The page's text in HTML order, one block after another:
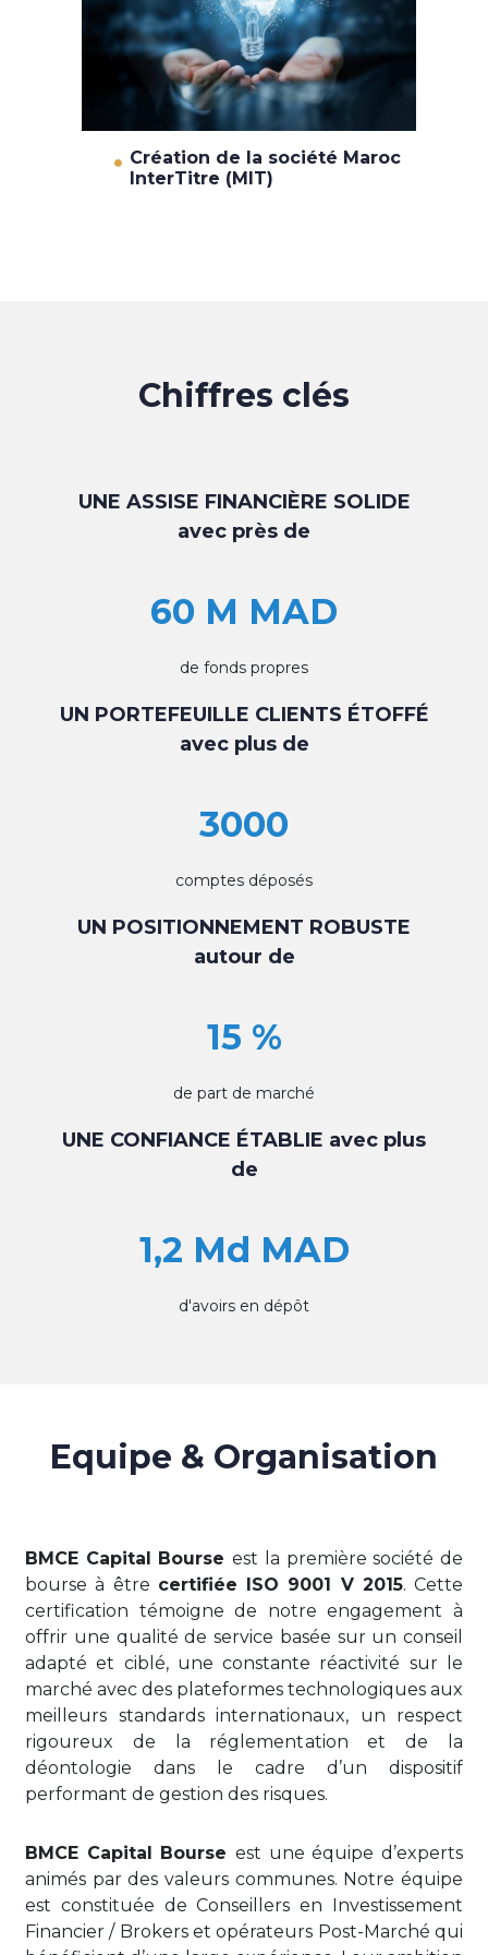
Création de la société Maroc
InterTitre (MIT)
Chiffres clés
UNE ASSISE FINANCIÈRE SOLIDE
avec près de
60 M MAD
de fonds propres
UN PORTEFEUILLE CLIENTS ÉTOFFÉ
avec plus de
3000
comptes déposés
UN POSITIONNEMENT ROBUSTE
autour de
15 %
de part de marché
UNE CONFIANCE ÉTABLIE avec plus
de
1,2 Md MAD
d'avoirs en dépôt
Equipe & Organisation
BMCE Capital Bourseest la première société de
bourse à être certifiée ISO 9001 V 2015. Cette
certification témoigne de notre engagement à
offrir une qualité de service basée sur un conseil
adapté et ciblé, une constante réactivité sur le
marché avec des plateformes technologiques aux
meilleurs standards internationaux, un respect
rigoureux de la réglementation et de la
déontologie dans le cadre d’un dispositif
performant de gestion des risques.
BMCE Capital Bourse est une équipe d’experts
animés par des valeurs communes. Notre équipe
est constituée de Conseillers en Investissement
Financier / Brokers et opérateurs Post-Marché qui